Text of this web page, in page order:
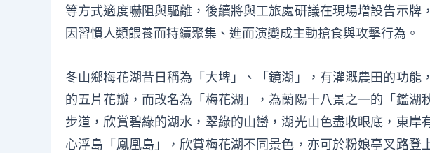
等方式適度嚇阻與驅離，後續將與工旅處研議在現場增設告示牌
因習慣人類餵養而持續聚集、進而演變成主動搶食與攻擊行為。
冬山鄉梅花湖昔日稱為「大埤」、「鏡湖」，有灌溉農田的功能
的五片花瓣，而改名為「梅花湖」，為蘭陽十八景之一的「鑑湖
步道，欣賞碧綠的湖水，翠綠的山巒，湖光山色盡收眼底，東岸
心浮島「鳳凰島」，欣賞梅花湖不同景色，亦可於粉娘亭叉路登